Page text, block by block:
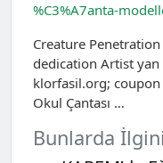
%C3%A7anta-
Creature
dedication Artist
klorfasil.org; coupon
Okul Çantası …
Bunlarda